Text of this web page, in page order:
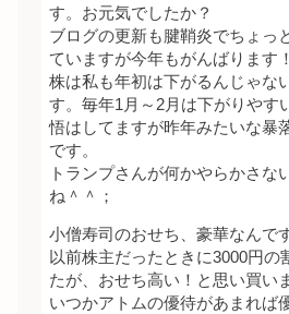
す。お元気でしたか？
ブログの更新も腱鞘炎でちょっ
ていますが今年もがんばります！
株は私も年初は下がるんじゃな
す。毎年1月～2月は下がりやす
悟はしてますが昨年みたいな暴
です。
トランプさんが何かやらかさな
ね＾＾；
小僧寿司のおせち、豪華なんで
以前株主だったときに3000円の
たが、おせち高い！と思い買い
いつかアトムの優待があまれば